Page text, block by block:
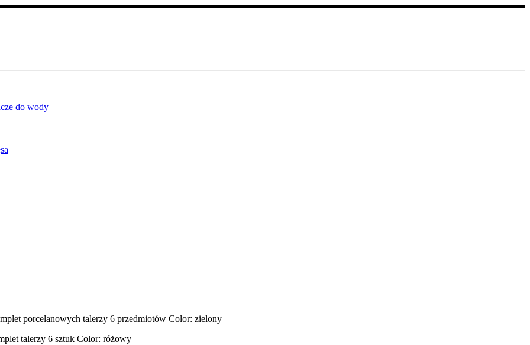
do wody
porcelanowych talerzy 6 przedmiotów Color: zielony
talerzy 6 sztuk Color: różowy